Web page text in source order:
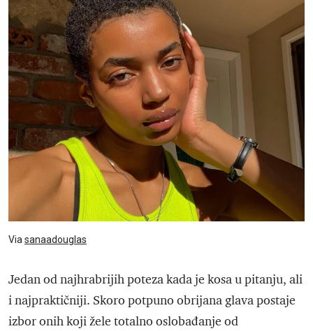
Via sanaadouglas
Jedan od najhrabrijih poteza kada je kosa u pitanju, ali
i najpraktičniji. Skoro potpuno obrijana glava postaje
izbor onih koji žele totalno oslobađanje od